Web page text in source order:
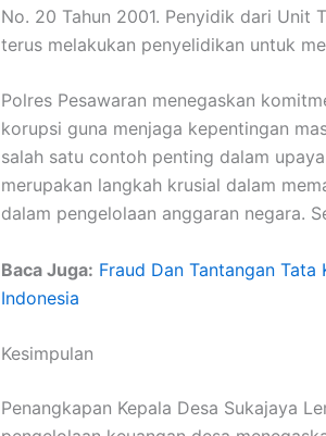
No. 20 Tahun 2001. Penyidik dari Unit
terus melakukan penyelidikan untuk
Polres Pesawaran menegaskan
korupsi guna menjaga kepentingan
salah satu contoh penting dalam
merupakan langkah krusial dalam
dalam pengelolaan anggaran negara.
Baca Juga: Fraud Dan Tantangan Tata
Indonesia
Kesimpulan
Penangkapan Kepala Desa Sukajaya